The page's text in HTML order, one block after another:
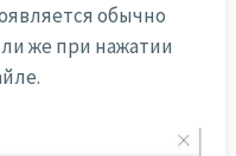
обычно
же при нажатии